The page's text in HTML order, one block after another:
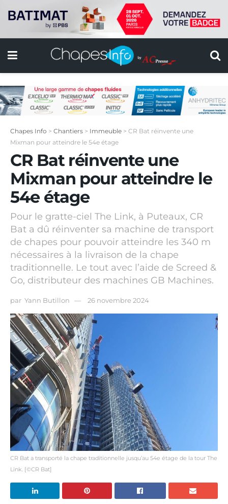
Chapes Info > Chantiers > Immeuble > CR Bat réinvente une
Mixman pour atteindre le 54e étage
CR Bat réinvente une
Mixman pour atteindre le
54e étage
Pour le gratte-ciel The Link, à Puteaux, CR
Bat a dû réinventer sa machine de transport
de chapes pour pouvoir atteindre les 340 m
nécessaires à la livraison de la chape
traditionnelle. Le tout avec l’aide de Screed &
Go, distributeur des machines GB Machines.
par Yann Butillon 26 novembre 2024
CR Bat a transporté la chape traditionnelle jusqu’au 54e étage de la tour The
Link. [©CR Bat]